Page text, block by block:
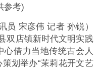
参考)
员 宋彦伟 记者 孙锐）
双店镇新时代文明实践
心借力当地传统古会人
划举办“茉莉花开文艺